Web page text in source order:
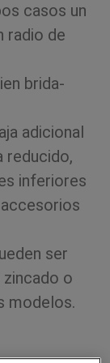
casos un
radio de
brida-
adicional
reducido,
inferiores
ser
o
modelos.